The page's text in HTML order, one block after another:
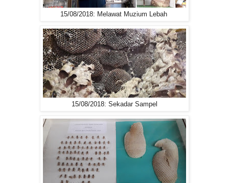
15/08/2018: Melawat Muzium Lebah
15/08/2018: Sekadar Sampel